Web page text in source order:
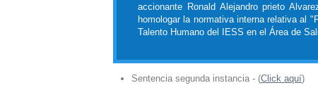
accionante Ronald Alejandro prieto
homologar la normativa interna relativa al
Talento Humano del IESS en el Área de
Sentencia segunda instancia - (Click aquí)